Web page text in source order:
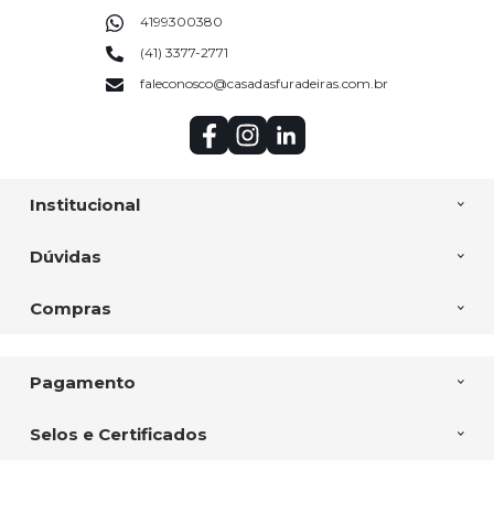
Institucional
Dúvidas
Compras
4199300380
(41) 3377-2771
faleconosco@casadasfuradeiras.com.br
Pagamento
Selos e Certificados